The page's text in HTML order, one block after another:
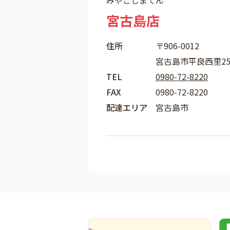
宮古島店
住所
〒906-0012
宮古島市平良西里
TEL
0980-72-8220
FAX
0980-72-8220
配達エリア
宮古島市